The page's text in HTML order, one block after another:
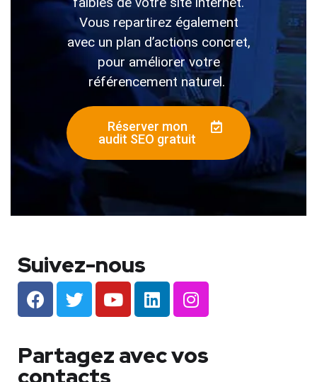
Vous repartirez également
avec un plan d’actions concret,
pour améliorer votre
référencement naturel.
Réserver mon
audit SEO gratuit
Suivez-nous
Partagez avec vos